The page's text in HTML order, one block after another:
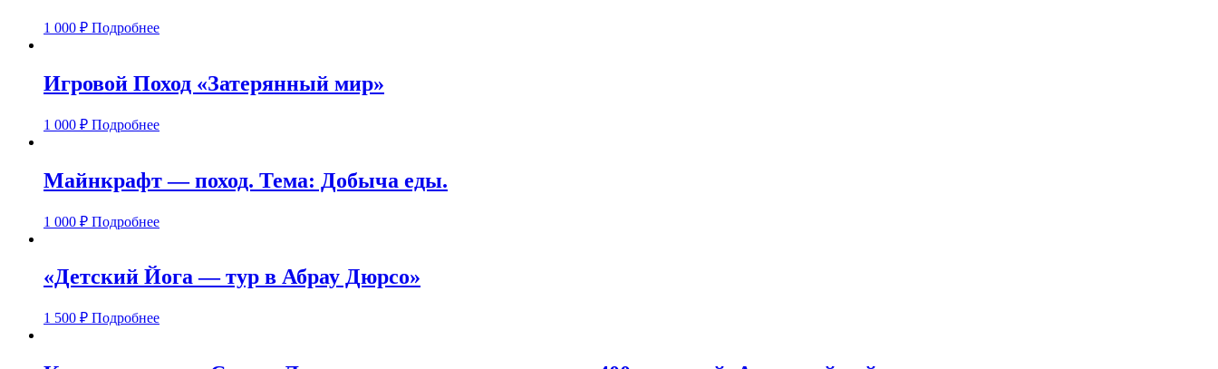
1 000 ₽ Подробнее
Игровой Поход «Затерянный мир»
1 000 ₽ Подробнее
Майнкрафт — поход. Тема: Добыча еды.
1 000 ₽ Подробнее
«Детский Йога — тур в Абрау Дюрсо»
1 500 ₽ Подробнее